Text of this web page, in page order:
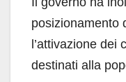
posizionamento
l’attivazione dei
destinati alla